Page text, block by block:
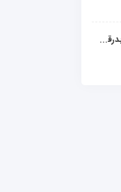
جلسه برنامه‌ریزی مراسم بدرقه شهید والامقام "رهبرشهید ایران"